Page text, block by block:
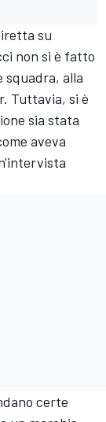
su
non si è fatto
squadra, alla
Tuttavia, si è
sia stata
aveva
certe